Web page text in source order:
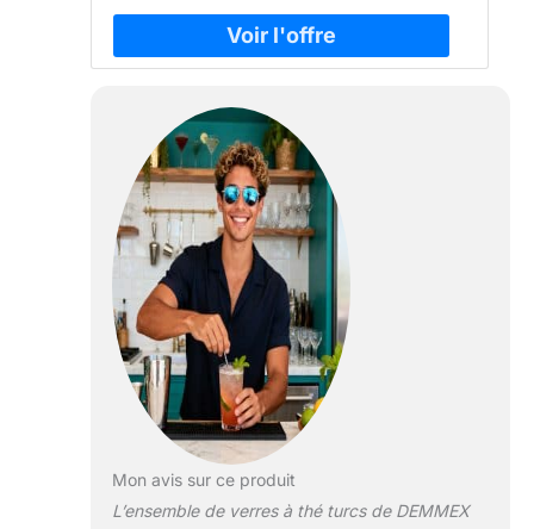
Mon avis sur ce produit
L’ensemble de verres à thé turcs de DEMMEX